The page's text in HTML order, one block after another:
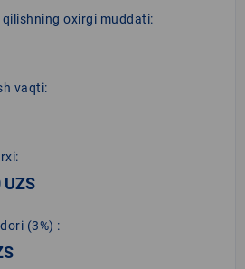
oxirgi muddati:
vaqti:
UZS
(3%) :